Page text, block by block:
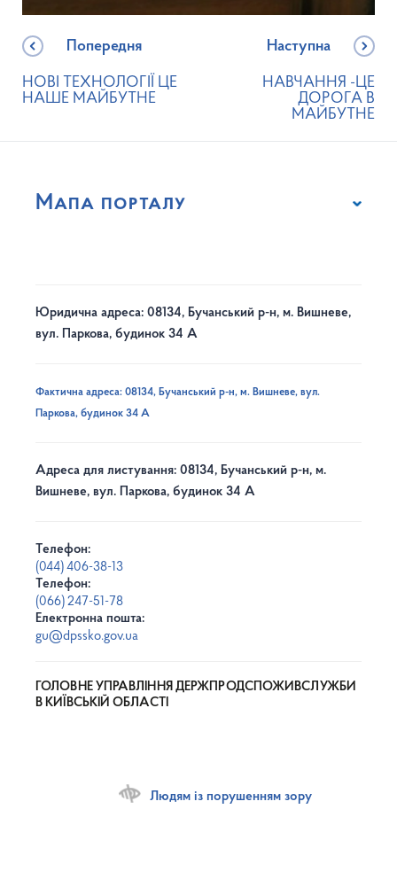
Попередня
НОВІ ТЕХНОЛОГІЇ ЦЕ
НАШЕ МАЙБУТНЕ
Наступна
НАВЧАННЯ -ЦЕ
ДОРОГА В
МАЙБУТНЕ
Мапа порталу
Юридична адреса: 08134, Бучанський р-н, м. Вишневе,
вул. Паркова, будинок 34 А
Фактична адреса: 08134, Бучанський р-н, м. Вишневе, вул.
Паркова, будинок 34 А
Адреса для листування: 08134, Бучанський р-н, м.
Вишневе, вул. Паркова, будинок 34 А
Телефон:
(044) 406-38-13
Телефон:
(066) 247-51-78
Електронна пошта:
gu@dpssko.gov.ua
ГОЛОВНЕ УПРАВЛІННЯ ДЕРЖПРОДСПОЖИВСЛУЖБИ
В КИЇВСЬКІЙ ОБЛАСТІ
Людям із порушенням зору